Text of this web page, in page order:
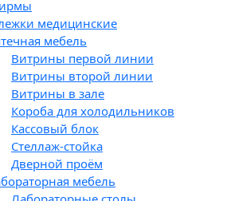
медицинские
мебель
Витрины первой линии
Витрины второй линии
Витрины в зале
Короба для холодильников
Кассовый блок
Стеллаж-стойка
Дверной проём
мебель